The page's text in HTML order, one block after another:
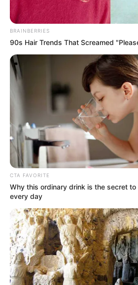
funcionarios por uso de
Director de Derechos
proceso de desminado en el
Puestos de salud recibirán
médicos
Procuraduría recibió más de
durante jornada electoral
Presidente Santos, retoma
día después de elecciones
Incendio forestal consumió
norte del Tolima
COMPARTIR
ALERTA BOGOTÁ EN
ESTUPEFACIENTES COCAÍNA
MANTÉNGASE EN ALERTA
BRAINBERRIES
90s Hair Trends That Screamed
CTA FAVORITE
Why this ordinary drink is the secret
every day